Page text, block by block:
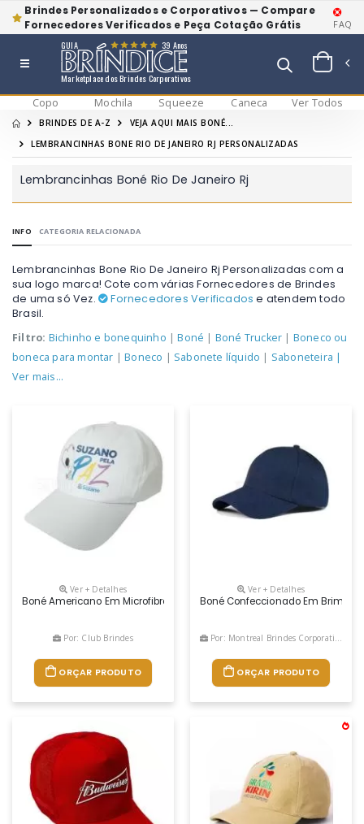
Brindes Personalizados e Corporativos — Compare
Fornecedores Verificados e Peça Cotação Grátis
FAQ
Marketplace dos Brindes Corporativos
GUIA 39 Anos
Copo Mochila Squeeze Caneca Ver Todos
BRINDES DE A-Z
VEJA AQUI MAIS BONÉ...
LEMBRANCINHAS BONE RIO DE JANEIRO RJ PERSONALIZADAS
Lembrancinhas Boné Rio De Janeiro Rj
INFO CATEGORIA RELACIONADA
Lembrancinhas Bone Rio De Janeiro Rj Personalizadas com a
sua logo marca! Cote com várias Fornecedores de Brindes
de uma só Vez.
Fornecedores Verificados e atendem todo
Brasil.
Filtro: Bichinho e bonequinho |Boné | Boné Trucker | Boneco ou
boneca para montar |Boneco | Sabonete líquido | Saboneteira |
Ver mais...
Ver + Detalhes
Boné Americano Em Microfibra Com Regulador Em Velcro Ou
Por: Club Brindes
ORÇAR PRODUTO
Ver + Detalhes
Boné Confeccionado Em Brim,
Por: Montreal Brindes Corporativos
ORÇAR PRODUTO